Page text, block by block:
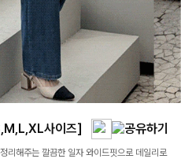
사이즈]
리해주는 깔끔한 일자 와이드핏으로 데일리로